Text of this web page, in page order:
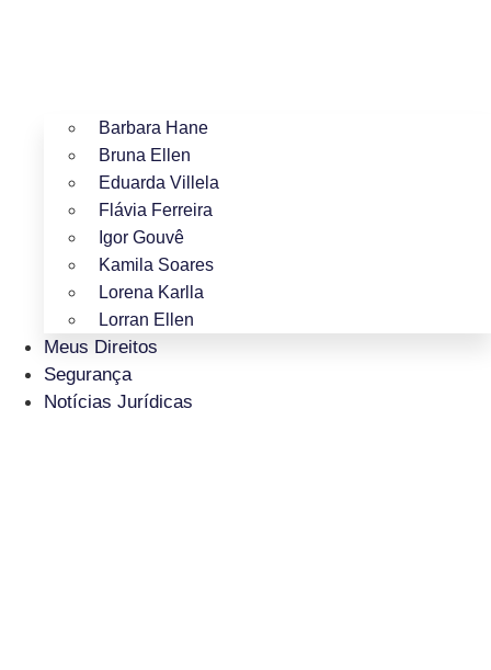
Barbara Hane
Bruna Ellen
Eduarda Villela
Flávia Ferreira
Igor Gouvê
Kamila Soares
Lorena Karlla
Lorran Ellen
Meus Direitos
Segurança
Notícias Jurídicas